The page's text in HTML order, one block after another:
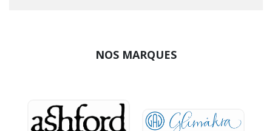
NOS MARQUES